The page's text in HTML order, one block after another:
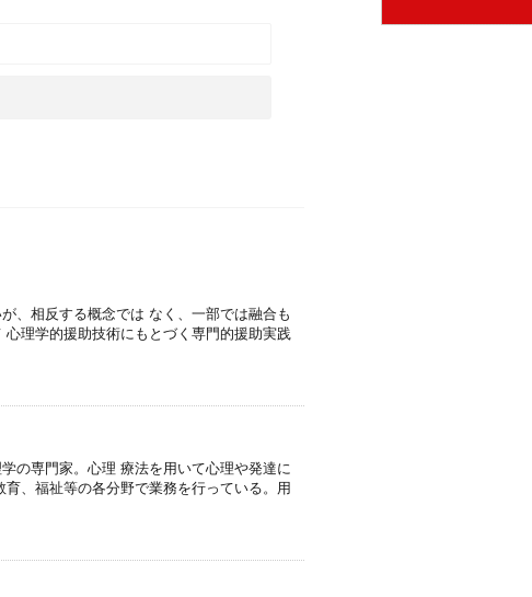
、相反する概念では なく、一部では融合も
理学的援助技術にもとづく専門的援助実践
の専門家。心理 療法を用いて心理や発達に
、福祉等の各分野で業務を行っている。用